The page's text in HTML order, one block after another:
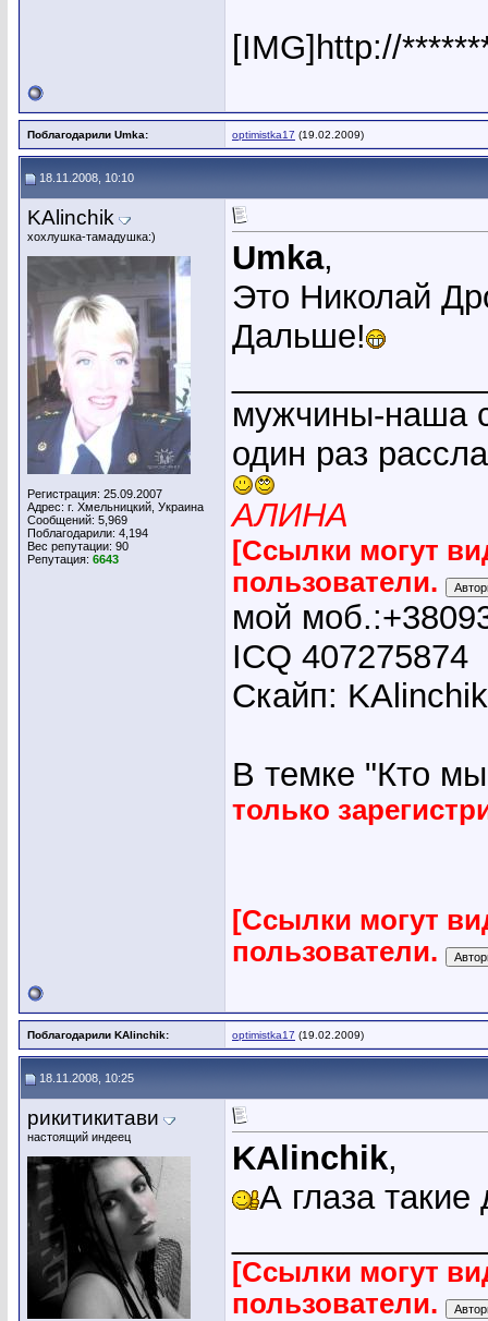
[IMG]http://
Поблагодарили Umka: optimistka17 (19.02.2009)
18.11.2008, 10:10
KAlinchik
хохлушка-тамадушка:)
Регистрация: 25.09.2007
Адрес: г. Хмельницкий, Украина
Сообщений: 5,969
Поблагодарили: 4,194
Вес репутации: 90
Репутация: 6643
Umka,
Это Николай
Дальше!
мужчины-наша
один раз
АЛИНА
[Ссылки могут
пользователи.
мой
ICQ 407275874
Скайп:
В темке "Кто
только
[Ссылки могут
пользователи.
Поблагодарили KAlinchik: optimistka17 (19.02.2009)
18.11.2008, 10:25
рикитикитави
настоящий индеец
KAlinchik,
А глаза
[Ссылки могут
пользователи.